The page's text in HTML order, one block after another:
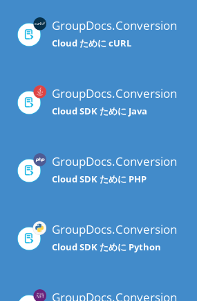
GroupDocs.Conversion
Cloud ために cURL
GroupDocs.Conversion
Cloud SDK ために Java
GroupDocs.Conversion
Cloud SDK ために PHP
GroupDocs.Conversion
Cloud SDK ために Python
GroupDocs.Conversion